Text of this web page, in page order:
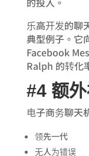
乐高开发的聊
典型例子。它
Facebook
Ralph 的转化
#4 额外
电子商务聊天
领先一代
无人为错误